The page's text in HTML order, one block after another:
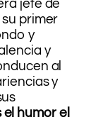
jefe de
primer
y
y
al
y
humor el